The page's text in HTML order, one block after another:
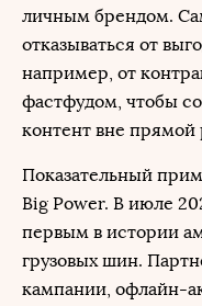
личным брендом.
отказываться от
например, от
фастфудом, чтобы
контент вне прямой
Показательный
Big Power. В июле
первым в истории
грузовых шин.
кампании, офлайн-